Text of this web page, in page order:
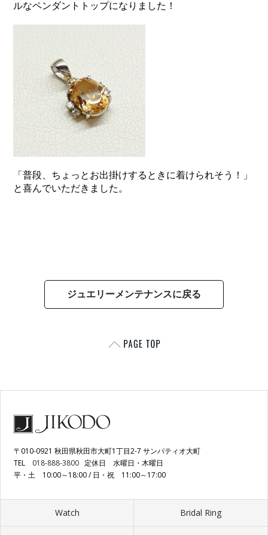
ルなペンダントトップになりました！
「普段、ちょっとお出掛けするときに着けられそう！」
と喜んでいただきました。
ジュエリーメンテナンスに戻る
〒010-0921 秋田県秋田市大町1丁目2-7 サンパティオ大町
TEL 018-888-3800 定休日 水曜日・木曜日
平・土 10:00～18:00 / 日・祝 11:00～17:00
Watch Bridal Ring